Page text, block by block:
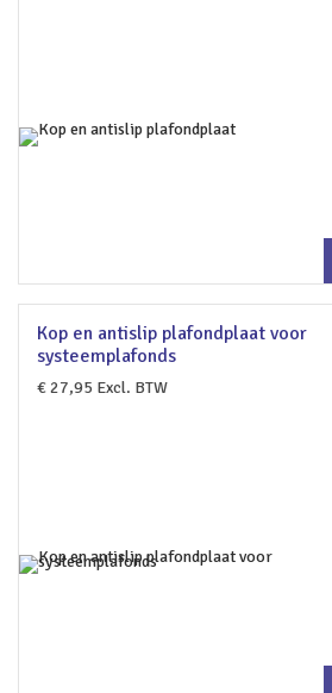
Kop en antislip plafondplaat voor
systeemplafonds
€27,95 Excl. BTW